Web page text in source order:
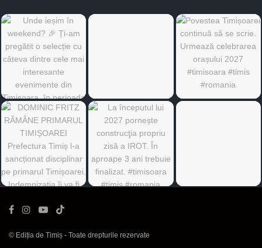
© Ediția de Timiș - Toate drepturile rezervate